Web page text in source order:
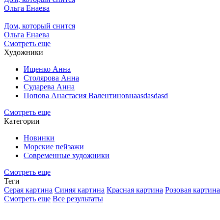
Ольга Енаева
Дом, который снится
Ольга Енаева
Смотреть еще
Художники
Ищенко Анна
Столярова Анна
Сударева Анна
Попова Анастасия Валентиновнаasdasdasd
Смотреть еще
Категории
Новинки
Морские пейзажи
Современные художники
Смотреть еще
Теги
Серая картина Синяя картина Красная картина Розовая картина
Смотреть еще Все результаты